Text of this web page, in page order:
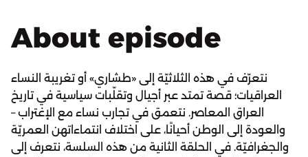
About episode
نتعرّف في هذه الثلاثيّة إلى «طشاري» أو تغريبة النساء
العراقيات؛ قصة تمتد عبر أجيال وتقلّبات سياسية في تاريخ
العراق المعاصر. نتعمق في تجارب نساء مع الإغتراب –
والعودة إلى الوطن أحيانًا، على اختلاف انتماءاتهن العمريّة
والجغرافيّة. في الحلقة الثانية من هذه السلسة، نتعرف إلى